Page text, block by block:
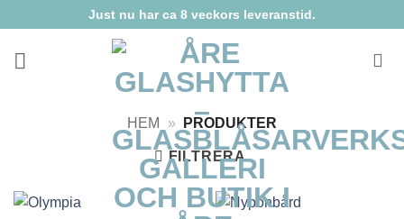
to
content
Just nu har ca 8 veckors leveranstid.
HEM » PRODUKTER
FILTRERA